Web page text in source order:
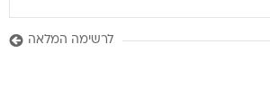
לרשימה המלאה